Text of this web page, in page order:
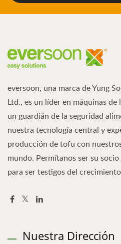
eversoon, una marca de Yung
Ltd., es un líder en máquinas
un guardián de la seguridad
nuestra tecnología central y
producción de tofu con
mundo. Permítanos ser su
para ser testigos del
Nuestra Dirección